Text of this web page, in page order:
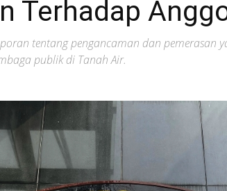
Terhadap
tentang pengancaman dan pemerasan
publik di Tanah Air.